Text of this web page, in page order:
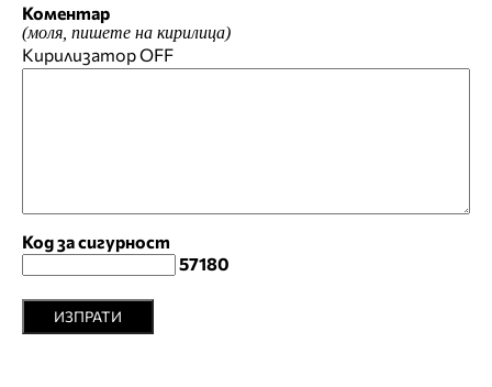
Коментар
(моля, пишете на кирилица)
КирилизаторOFF
Код за сигурност
57180
ИЗПРАТИ